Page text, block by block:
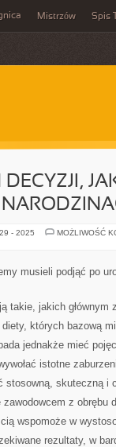
Mistrzów Spis
- 2025
MOŻLIWOŚĆ
musieli podjąć po
takie, jakich głównym
których bazową
jednakże mieć
istotne
stosowną, skuteczną i
z obrębu
wspomoże w
rezultaty, w